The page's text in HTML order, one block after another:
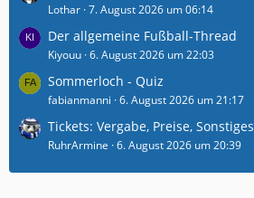
Lothar 7. August 2026 um 06:14
Der allgemeine Fußball-Thread
Kiyouu 6. August 2026 um 22:03
Sommerloch - Quiz
fabianmanni 6. August 2026 um 21:17
Tickets: Vergabe, Preise, Sonstiges
RuhrArmine 6. August 2026 um 20:39